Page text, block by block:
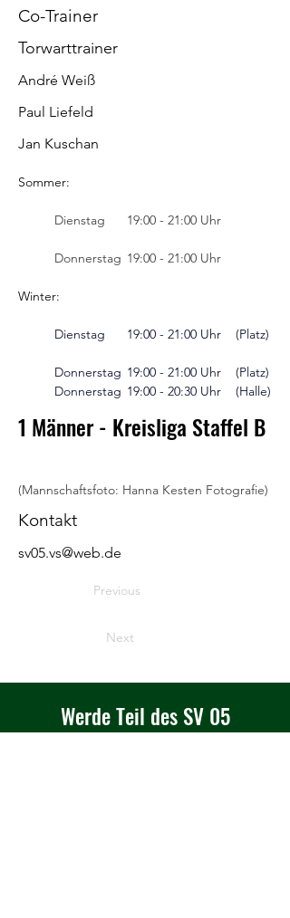
Co-Trainer
Torwarttrainer
André Weiß
Paul Liefeld
Jan Kuschan
Sommer:
	Dienstag 	19:00 - 21:00 Uhr
	Donnerstag 	19:00 - 21:00 Uhr
Winter:
	Dienstag 	19:00 - 21:00 Uhr 	(Platz)
	Donnerstag 	19:00 - 21:00 Uhr 	(Platz)
	Donnerstag 	19:00 - 20:30 Uhr 	(Halle)
1 Männer - Kreisliga Staffel B
(Mannschaftsfoto: Hanna Kesten Fotografie)
Kontakt
sv05.vs@web.de
Previous
Next
Werde Teil des SV 05